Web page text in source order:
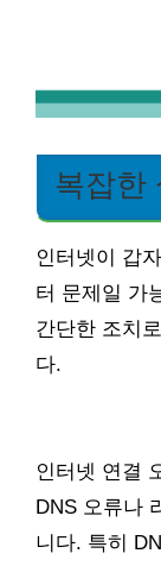
복잡한
인터넷이 갑
터 문제일 가
간단한 조치
다.
인터넷 연결
DNS 오류나
니다. 특히